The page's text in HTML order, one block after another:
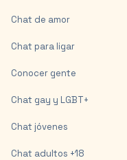
Chat de amor
Chat para ligar
Conocer gente
Chat gay y LGBT+
Chat jóvenes
Chat adultos +18